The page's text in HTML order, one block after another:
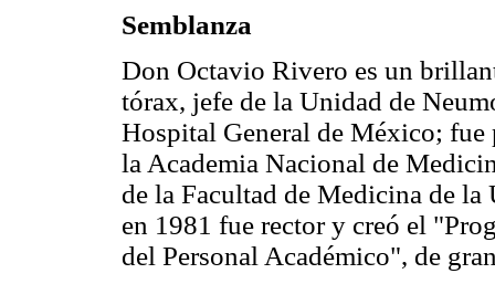
Semblanza
Don Octavio Rivero es un
tórax, jefe de la Unidad de
Hospital General de México; fue
la Academia Nacional de
de la Facultad de Medicina de
en 1981 fue rector y creó el
del Personal Académico", de